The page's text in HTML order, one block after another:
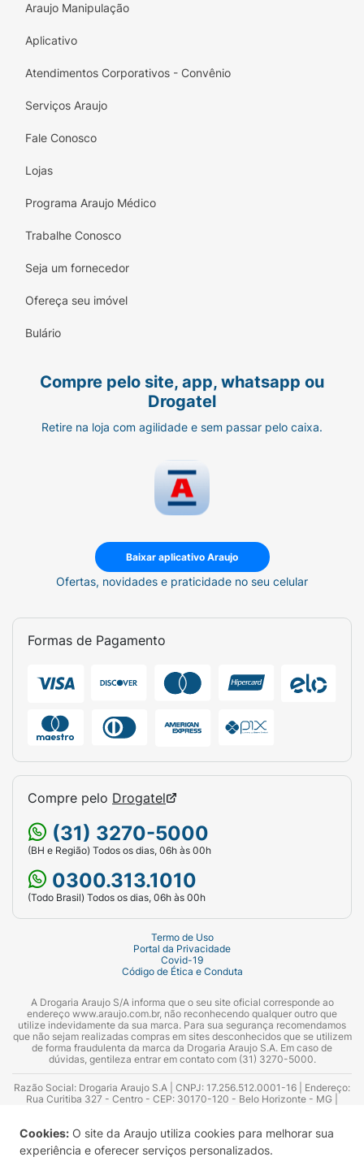
Cookies: O site da Araujo utiliza cookies para melhorar sua
experiência e oferecer serviços personalizados.
Araujo Manipulação
Aplicativo
Atendimentos Corporativos - Convênio
Serviços Araujo
Fale Conosco
Lojas
Programa Araujo Médico
Trabalhe Conosco
Seja um fornecedor
Ofereça seu imóvel
Bulário
Compre pelo site, app, whatsapp ou
Drogatel
Retire na loja com agilidade e sem passar pelo caixa.
Baixar aplicativo Araujo
Ofertas, novidades e praticidade no seu celular
Formas de Pagamento
Compre pelo Drogatel
(31) 3270-5000
(BH e Região) Todos os dias, 06h às 00h
0300.313.1010
(Todo Brasil) Todos os dias, 06h às 00h
Termo de Uso
Portal da Privacidade
Covid-19
Código de Ética e Conduta
A Drogaria Araujo S/A informa que o seu site oficial corresponde ao
endereço www.araujo.com.br, não reconhecendo qualquer outro que
utilize indevidamente da sua marca. Para sua segurança recomendamos
que não sejam realizadas compras em sites desconhecidos que se utilizem
de forma fraudulenta da marca da Drogaria Araujo S.A. Em caso de
dúvidas, gentileza entrar em contato com (31) 3270-5000.
Razão Social: Drogaria Araujo S.A | CNPJ: 17.256.512.0001-16 | Endereço:
Rua Curitiba 327 - Centro - CEP: 30170-120 - Belo Horizonte - MG |
Azevedo Guimarães – CRF 10.965 | Yasmin Silva Alvarenga – CRF 52.584 -
Consultor substituto: Thiago Aguiar Pinheiro - CRF Nº 13.748. Alvará
Sanitário: 2025020713 | Autorização de Funcionamento da Empresa (AFE):